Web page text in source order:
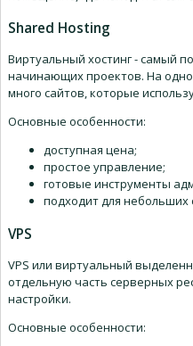
Shared Hosting
Виртуальный хостинг - самый
начинающих проектов. На
много сайтов, которые
Основные особенности:
доступная цена;
простое управление;
готовые инструменты
подходит для небольших
VPS
VPS или виртуальный
отдельную часть серверных
настройки.
Основные особенности: